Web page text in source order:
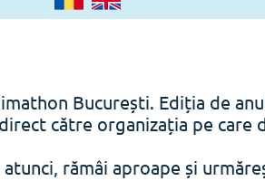
București. Ediția de
către organizația pe care
rămâi aproape și